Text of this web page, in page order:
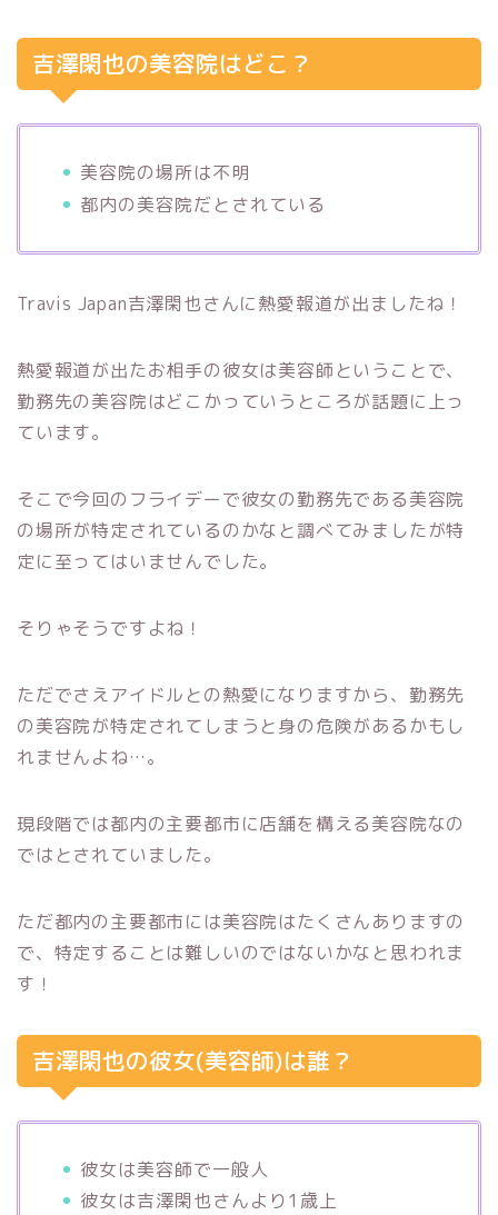
吉澤閑也の美容院はどこ？
美容院の場所は不明
都内の美容院だとされている
Travis Japan吉澤閑也さんに熱愛報道が出ましたね！
熱愛報道が出たお相手の彼女は美容師ということで、
勤務先の美容院はどこかっていうところが話題に上っ
ています。
そこで今回のフライデーで彼女の勤務先である美容院
の場所が特定されているのかなと調べてみましたが特
定に至ってはいませんでした。
そりゃそうですよね！
ただでさえアイドルとの熱愛になりますから、勤務先
の美容院が特定されてしまうと身の危険があるかもし
れませんよね…。
現段階では都内の主要都市に店舗を構える美容院なの
ではとされていました。
ただ都内の主要都市には美容院はたくさんありますの
で、特定することは難しいのではないかなと思われま
す！
吉澤閑也の彼女(美容師)は誰？
彼女は美容師で一般人
彼女は吉澤閑也さんより1歳上